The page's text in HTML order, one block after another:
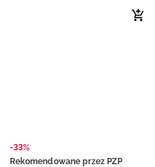
-33%
Rekomendowane przez PZP